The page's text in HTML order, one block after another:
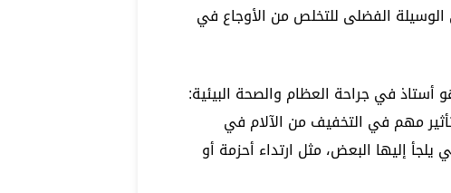
الفضلى للتخلص من الأوجاع في
في جراحة العظام والصحة البيئية:
مهم في التخفيف من الآلام في
إليها البعض، مثل ارتداء أحزمة أو